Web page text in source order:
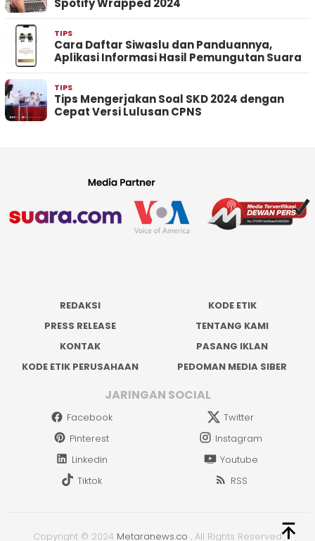
Spotify Wrapped 2024
TIPS
Cara Daftar Siwaslu dan Panduannya,
Aplikasi Informasi Hasil Pemungutan Suara
TIPS
Tips Mengerjakan Soal SKD 2024 dengan
Cepat Versi Lulusan CPNS
REDAKSI
KODE ETIK
PRESS RELEASE
TENTANG KAMI
KONTAK
PASANG IKLAN
KODE ETIK PERUSAHAAN
PEDOMAN MEDIA SIBER
JARINGAN SOCIAL
Facebook
Twitter
Pinterest
Instagram
Linkedin
Youtube
Tiktok
RSS
Copyright © 2024 Metaranews.co . All Rights Reserved